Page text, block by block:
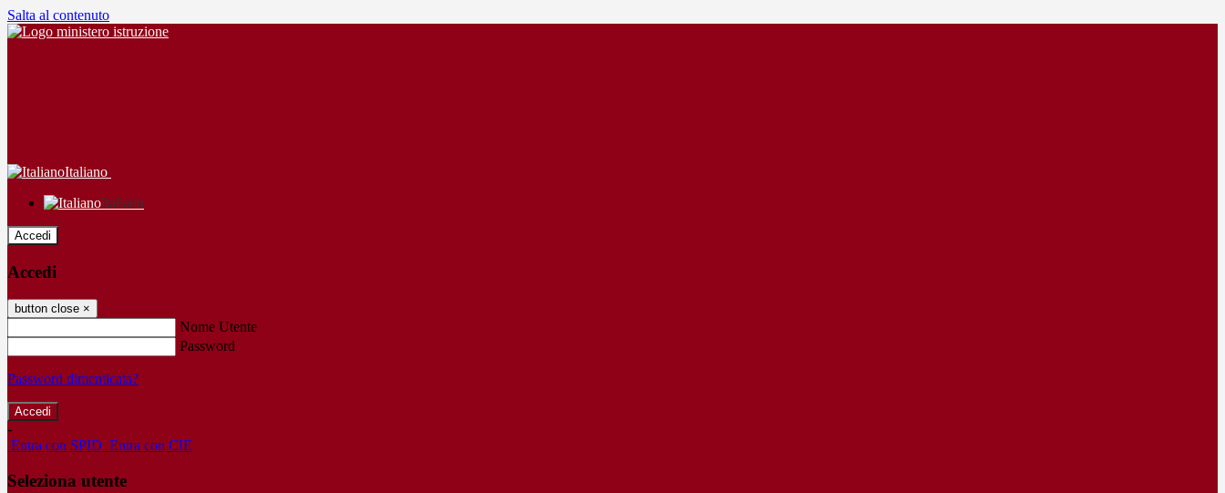
Salta al contenuto
Italiano
Italiano
Accedi
Accedi
button close ×
Nome Utente
Password
Password dimenticata?
-
Entra con SPID Entra con CIE
Seleziona utente